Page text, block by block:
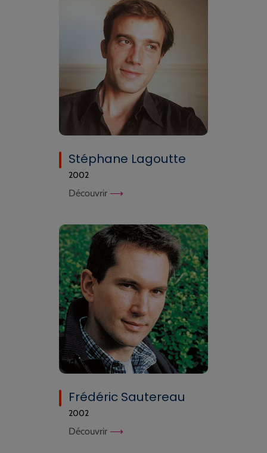
Stéphane Lagoutte
2002
Découvrir
Frédéric Sautereau
2002
Découvrir